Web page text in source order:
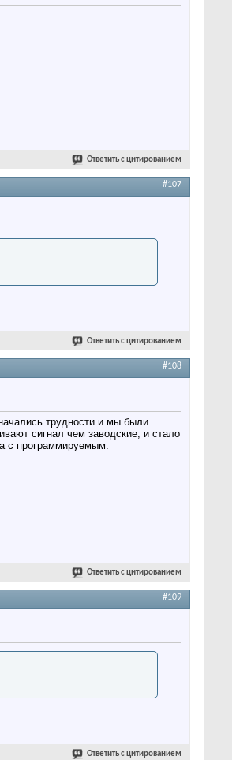
Ответить с цитированием
#107
Ответить с цитированием
#108
трудности и мы были
сигнал чем заводские, и стало
с программируемым.
Ответить с цитированием
#109
Ответить с цитированием